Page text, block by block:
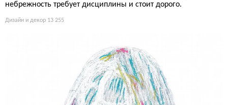
небрежность требует дисциплины и стоит дорого.
Дизайн и декор 13 255